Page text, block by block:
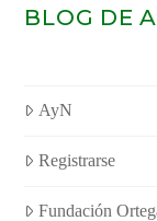
BLOG DE
AyN
Registrarse
Fundación